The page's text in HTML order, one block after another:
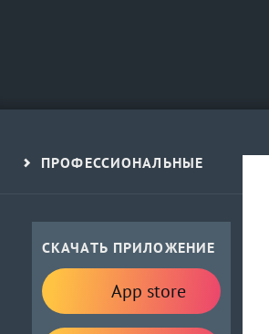
ПРОФЕССИОНАЛЬНЫЕ
СКАЧАТЬ ПРИЛОЖЕНИЕ
App store